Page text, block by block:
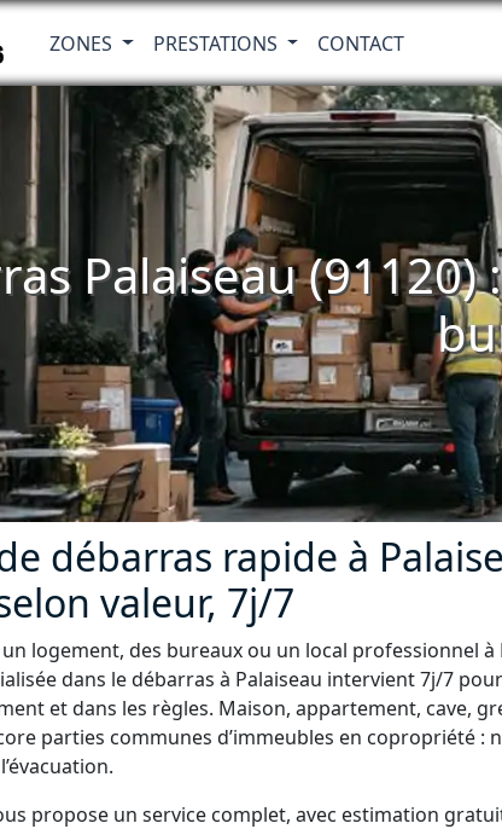
ZONES PRESTATIONS CONTACT
Palaiseau
débarras rapide à
valeur, 7j/7
logement, des bureaux ou un local professionnel à
dans le débarras à Palaiseau intervient 7j/7
et dans les règles. Maison, appartement, cave,
parties communes d’immeubles en copropriété :
propose un service complet, avec estimation